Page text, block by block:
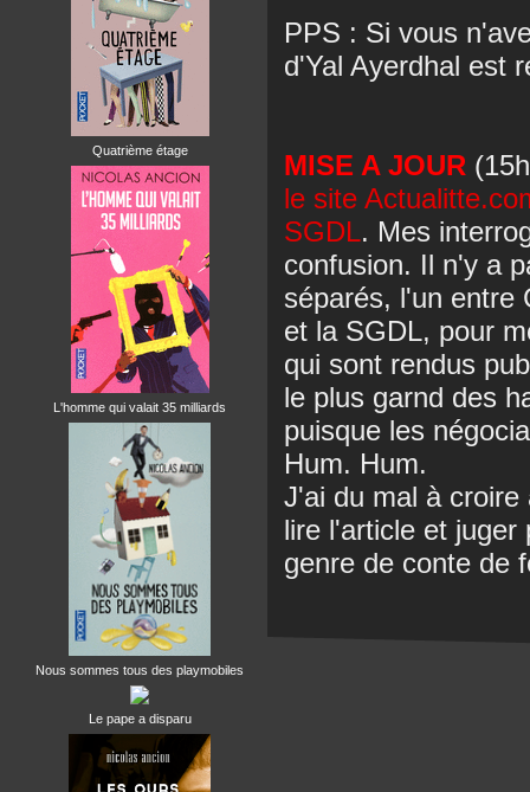
Quatrième étage
L'homme qui valait 35 milliards
Nous sommes tous des playmobiles
Le pape a disparu
PPS : Si vous
d'Yal Ayerdhal est
MISE A JOUR
le site
SGDL. Mes
confusion. Il n'y a
séparés, l'un entre
et la SGDL, pour
qui sont rendus
le plus garnd des
puisque les
Hum. Hum.
J'ai du mal à
lire l'article et juger
genre de conte de